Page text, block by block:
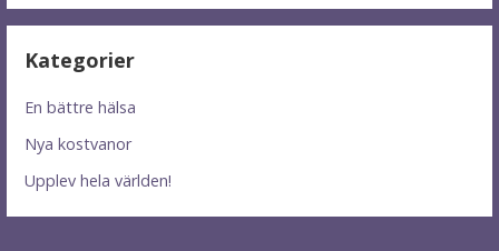
Kategorier
En bättre hälsa
Nya kostvanor
Upplev hela världen!